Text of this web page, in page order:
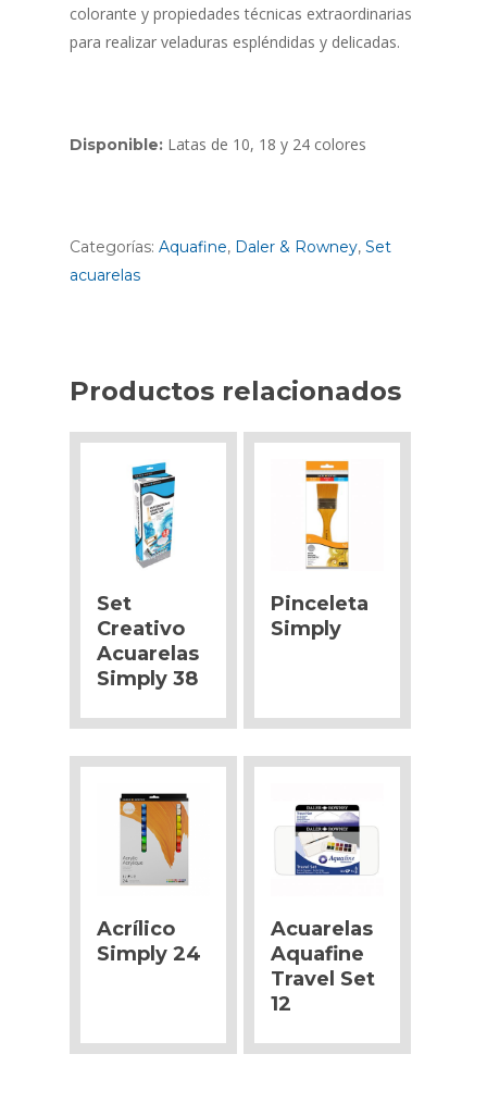
colorante y propiedades técnicas extraordinarias
para realizar veladuras espléndidas y delicadas.
Disponible: Latas de 10, 18 y 24 colores
Categorías: Aquafine, Daler & Rowney, Set
acuarelas
Productos relacionados
Set
Creativo
Acuarelas
Simply 38
Pinceleta
Simply
Acrílico
Simply 24
Acuarelas
Aquafine
Travel Set
12